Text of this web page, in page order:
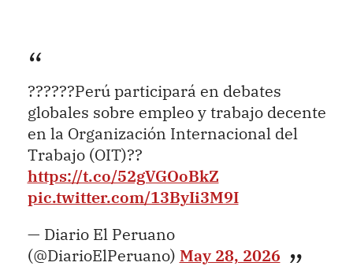
??????Perú participará en debates
globales sobre empleo y trabajo decente
en la Organización Internacional del
Trabajo (OIT)??
https://t.co/52gVGOoBkZ
pic.twitter.com/13ByIi3M9I
— Diario El Peruano
(@DiarioElPeruano) May 28, 2026